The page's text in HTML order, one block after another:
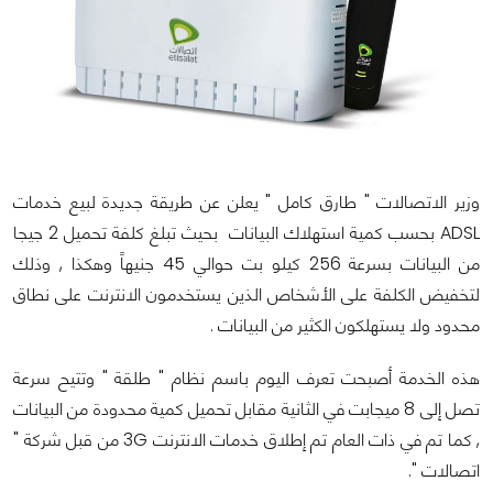
وزير الاتصالات " طارق كامل " يعلن عن طريقة جديدة لبيع خدمات
ADSL بحسب كمية استهلاك البيانات بحيث تبلغ كلفة تحميل 2 جيجا
من البيانات بسرعة 256 كيلو بت حوالي 45 جنيهاً وهكذا , وذلك
لتخفيض الكلفة على الأشخاص الذين يستخدمون الانترنت على نطاق
محدود ولا يستهلكون الكثير من البيانات .
هذه الخدمة أصبحت تعرف اليوم باسم نظام " طلقة " وتتيح سرعة
تصل إلى 8 ميجابت في الثانية مقابل تحميل كمية محدودة من البيانات
, كما تم في ذات العام تم إطلاق خدمات الانترنت 3G من قبل شركة "
اتصالات ".